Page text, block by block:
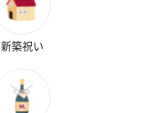
新築祝い